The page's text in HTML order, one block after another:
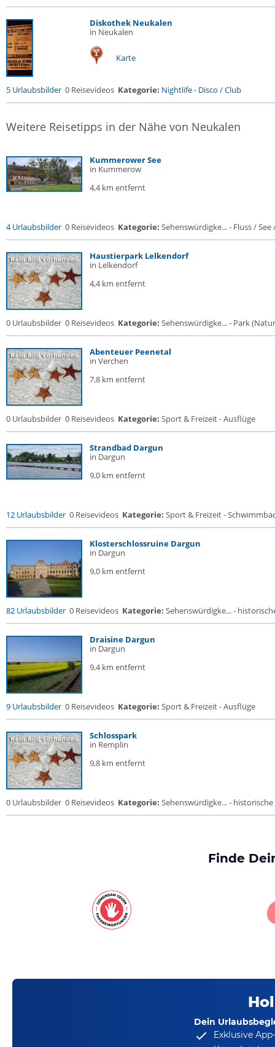
Diskothek Neukalen
in Neukalen
Karte
5 Urlaubsbilder 0 Reisevideos Kategorie: Nightlife- Disco / Club
Weitere Reisetipps in der Nähe von Neukalen
Kummerower See
in Kummerow
4,4 km entfernt
4 Urlaubsbilder 0 Reisevideos Kategorie: Sehenswürdigke... - Fluss / See
Haustierpark Lelkendorf
in Lelkendorf
4,4 km entfernt
0 Urlaubsbilder 0 Reisevideos Kategorie: Sehenswürdigke... - Park
Abenteuer Peenetal
in Verchen
7,8 km entfernt
0 Urlaubsbilder 0 Reisevideos Kategorie: Sport & Freizeit - Ausflüge
Strandbad Dargun
in Dargun
9,0 km entfernt
12 Urlaubsbilder 0 Reisevideos Kategorie: Sport & Freizeit -
Klosterschlossruine Dargun
in Dargun
9,0 km entfernt
82 Urlaubsbilder 0 Reisevideos Kategorie: Sehenswürdigke... -
Draisine Dargun
in Dargun
9,4 km entfernt
9 Urlaubsbilder 0 Reisevideos Kategorie: Sport & Freizeit - Ausflüge
Schlosspark
in Remplin
9,8 km entfernt
0 Urlaubsbilder 0 Reisevideos Kategorie: Sehenswürdigke... - historische
Finde
Dein
Exklusive